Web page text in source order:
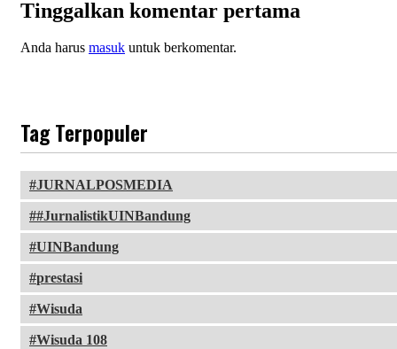
Tinggalkan komentar pertama
Anda harus masuk untuk berkomentar.
Tag Terpopuler
JURNALPOSMEDIA
#JurnalistikUINBandung
UINBandung
prestasi
Wisuda
Wisuda 108